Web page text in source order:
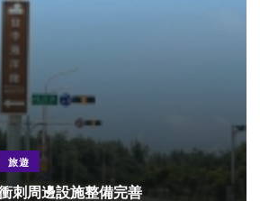
旅遊
刺周邊設施整備完善